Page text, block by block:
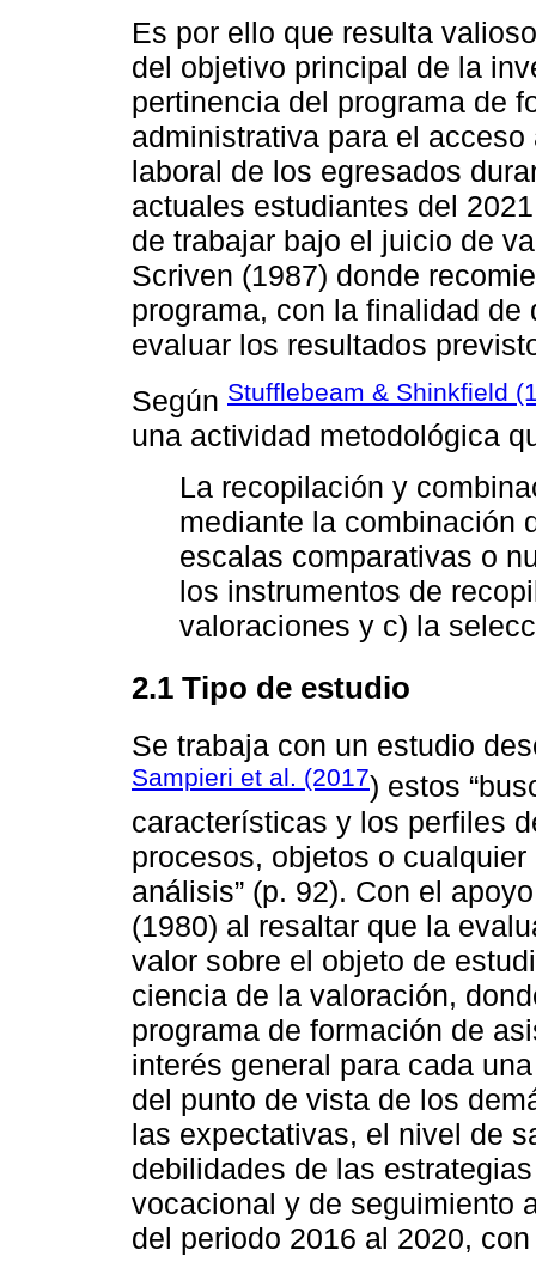
Es por ello que resulta
del objetivo principal de la
pertinencia del programa de
administrativa para el
laboral de los egresados
actuales estudiantes del
de trabajar bajo el juicio de
Scriven (1987) donde
programa, con la finalidad
evaluar los resultados
Según Stufflebeam & Shinkfield
una actividad metodológica
La recopilación y
mediante la combinación
escalas comparativas o
los instrumentos de
valoraciones y c) la
2.1 Tipo de estudio
Se trabaja con un estudio
Sampieri et al. (2017) estos
características y los perfiles
procesos, objetos o
análisis” (p. 92). Con el
(1980) al resaltar que la
valor sobre el objeto de
ciencia de la valoración,
programa de formación de
interés general para cada
del punto de vista de los
las expectativas, el nivel de
debilidades de las
vocacional y de seguimiento
del periodo 2016 al 2020,